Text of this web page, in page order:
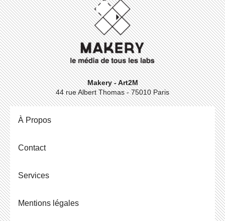
Makery - Art2M
44 rue Albert Thomas - 75010 Paris
À Propos
Contact
Ser­vices
Men­tions légales